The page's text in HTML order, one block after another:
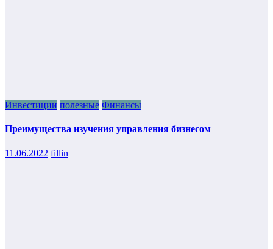
Инвестиции полезные Финансы
Преимущества изучения управления бизнесом
11.06.2022 fillin